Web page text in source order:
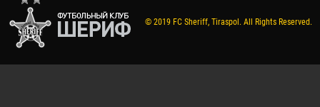
© 2019 FC Sheriff, Tiraspol. All Rights Reserved.